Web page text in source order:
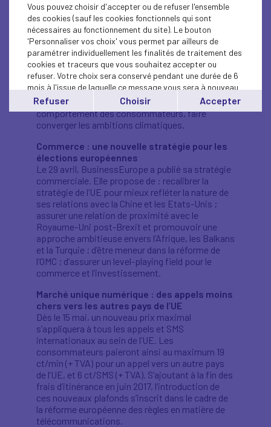
entreprises européennes
Le 29 avril, BusinessEurope (patronat européen
dont est membre le Medef) a publié sa vision pour
une stratégie énergie-climat compétitive. Pour y
parvenir, cinq conditions sont posées :
reconnaître les différentes conditions et points
de départ des Etats, développer et déployer les
technologies innovantes, rendre disponible une
énergie bas-carbone abordable, adapter le
comportement des consommateurs, faire
converger les ambitions climatiques.
Commerce : une nouvelle stratégie pour les
élections européennes
Le 29 avril, BusinessEurope a publié sa stratégie
commerciale. Elle propose de : recalibrer la
stratégie de l’UE pour mieux refléter la nature de
ses relations avec la Chine et les Etats-Unis ;
assurer une relation de proximité avec le
Royaume-Uni post-Brexit et promouvoir une
approche ambitieuse envers l’Afrique, les Balkans
et la Turquie ; d’être meneur dans la réforme de
l’OMC ; d’assurer un level-playing field pour le
commerce et l’investissement.
Marché unique numérique : des appels moins
chers vers les autres pays de l’UE
Dès le 15 mai, un nouveau prix maximal
s’appliquera à tous les appels et SMS
internationaux au sein de l’UE. Les
consommateurs paieront ainsi au maximum 19
ct/min (+ TVA) pour un appel vers un autre pays
de l’UE, et 6 ct/SMS (+ TVA). S’ajoutant à la fin des
frais d’itinérance en juin 2017, l’introduction de
ces nouveaux plafonds s’inscrit dans le cadre de
la réforme européenne des règles en matière de
télécommunications.
Vous pouvez choisir d'accepter ou de refuser l'ensemble
des cookies (sauf les cookies fonctionnels qui sont
nécessaires au fonctionnement du site). Le bouton
'Personnaliser vos choix' vous permet par ailleurs de
paramétrer individuellement les finalités de traitement des
cookies et traceurs que vous souhaitez accepter ou
refuser. Votre choix sera conservé pendant une durée de 6
mois à l'issue de laquelle ce message vous sera à nouveau
affiché..
Vous pouvez modifier votre choix à tout moment en
cliquant sur le lien'cookies'en bas de page.
Refuser Choisir Accepter